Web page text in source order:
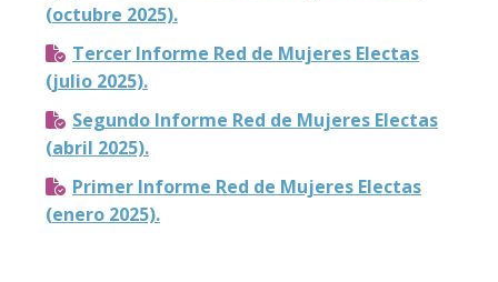
(octubre 2025).
Tercer Informe Red de Mujeres Electas
(julio 2025).
Segundo Informe Red de Mujeres Electas
(abril 2025).
Primer Informe Red de Mujeres Electas
(enero 2025).